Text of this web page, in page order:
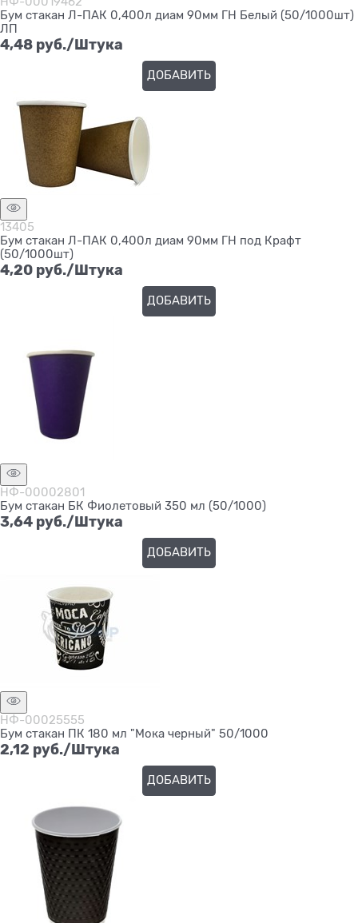
Бум стакан Л-ПАК 0,400л диам 90мм ГН Белый (50/1000шт)
ЛП
4,48 руб./Штука
ДОБАВИТЬ
13405
Бум стакан Л-ПАК 0,400л диам 90мм ГН под Крафт
(50/1000шт)
4,20 руб./Штука
ДОБАВИТЬ
НФ-00002801
Бум стакан БК Фиолетовый 350 мл (50/1000)
3,64 руб./Штука
ДОБАВИТЬ
НФ-00025555
Бум стакан ПК 180 мл "Мока черный" 50/1000
2,12 руб./Штука
ДОБАВИТЬ